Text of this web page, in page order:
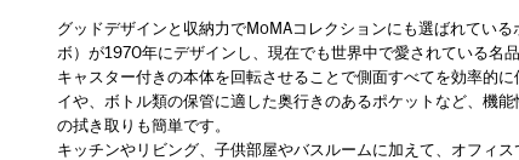
グッドデザインと収納力でMoMAコレクションにも選ばれてい
ボ）が1970年にデザインし、現在でも世界中で愛されている名品
キャスター付きの本体を回転させることで側面すべてを効率的
イや、ボトル類の保管に適した奥行きのあるポケットなど、機
の拭き取りも簡単です。
キッチンやリビング、子供部屋やバスルームに加えて、オフィ